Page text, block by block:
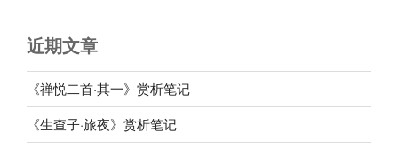
近期文章
《禅悦二首·其一》赏析笔记
《生查子·旅夜》赏析笔记